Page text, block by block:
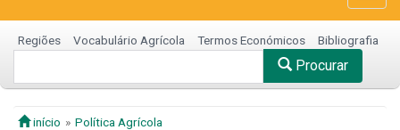
Regiões Vocabulário Agrícola Termos Económicos Bibliografia
Procurar
início
Política Agrícola